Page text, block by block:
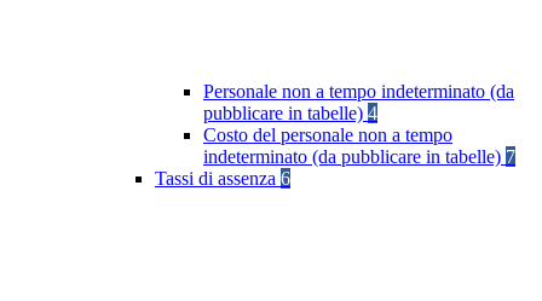
Personale non a tempo indeterminato (da
pubblicare in tabelle) 4
Costo del personale non a tempo
indeterminato (da pubblicare in tabelle) 7
Tassi di assenza 6